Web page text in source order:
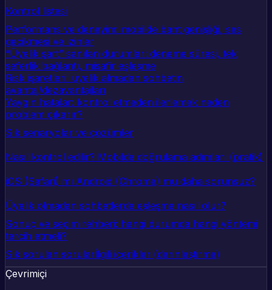
Kontrol listesi
Performans ve deneyim: mobilde bant genişliği, ses
gecikmesi ve izinler
“Üyelik şart” sanılan durumlar: deneme süresi, tek
seferlik bağlantı, misafir eşleşme
Risk işaretleri: üyelik almadan sohbetin
avantaj/dezavantajları
Yaygın hatalar: kontrol etmeden ilerlemek neden
problem çıkarır?
Sık senaryolar ve çözümler
Nasıl kontrol edilir? Mobilde doğrulama adımları (pratik)
iOS (Safari) mı Android (Chrome) mu daha sorunsuz?
Üyelik olmadan sohbetlerde eşleşme nasıl olur?
Sonuç ve seçim rehberi: hangi durumda hangi yöntemi
tercih etmeli?
Sık sorulan sorularİlgili içerikler (derinleştirme)
Çevrimiçi